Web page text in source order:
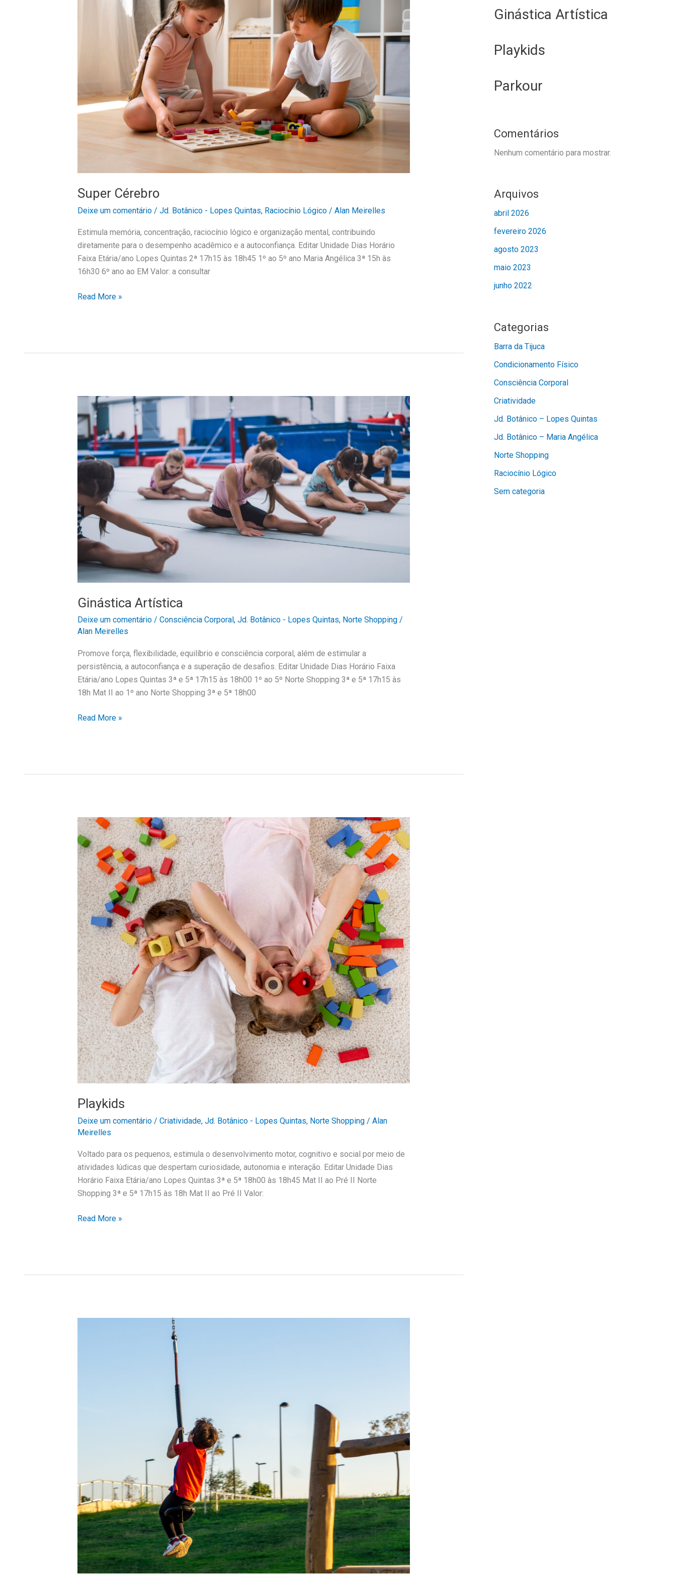
Super Cérebro
Deixe um comentário / Jd. Botânico - Lopes Quintas, Raciocínio Lógico/ Alan Meirelles
Estimula memória, concentração, raciocínio lógico e organização mental, contribuindo
diretamente para o desempenho acadêmico e a autoconfiança. Editar Unidade Dias Horário
Faixa Etária/ano Lopes Quintas 2ª 17h15 às 18h45 1º ao 5º ano Maria Angélica 3ª 15h às
16h30 6º ano ao EM Valor: a consultar
Read More »
Ginástica Artística
Deixe um comentário / Consciência Corporal , Jd. Botânico - Lopes Quintas, Norte Shopping/
Alan Meirelles
Promove força, flexibilidade, equilíbrio e consciência corporal, além de estimular a
persistência, a autoconfiança e a superação de desafios. Editar Unidade Dias Horário Faixa
Etária/ano Lopes Quintas 3ª e 5ª 17h15 às 18h00 1º ao 5º Norte Shopping 3ª e 5ª 17h15 às
18h Mat II ao 1º ano Norte Shopping 3ª e 5ª 18h00
Ginástica
Artística
Read More »
Playkids
Deixe um comentário / Criatividade, Jd. Botânico - Lopes Quintas, Norte Shopping/ Alan
Meirelles
Voltado para os pequenos, estimula o desenvolvimento motor, cognitivo e social por meio de
atividades lúdicas que despertam curiosidade, autonomia e interação. Editar Unidade Dias
Horário Faixa Etária/ano Lopes Quintas 3ª e 5ª 18h00 às 18h45 Mat II ao Pré II Norte
Shopping 3ª e 5ª 17h15 às 18h Mat II ao Pré II Valor:
Playkids
Read More »
Ginástica Artística
Playkids
Parkour
Comentários
Nenhum comentário para mostrar.
Arquivos
abril 2026
fevereiro 2026
agosto 2023
maio 2023
junho 2022
Categorias
Barra da Tijuca
Condicionamento Físico
Consciência Corporal
Criatividade
Jd. Botânico – Lopes Quintas
Jd. Botânico – Maria Angélica
Norte Shopping
Raciocínio Lógico
Sem categoria